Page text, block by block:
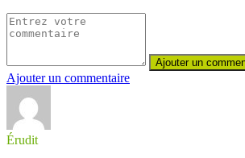
Ajouter un commentaire
Érudit